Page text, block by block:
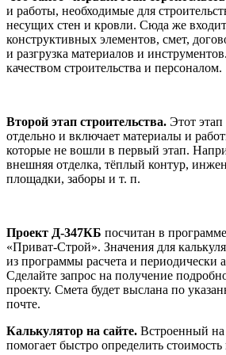
и работы, необходимые для
несущих стен и кровли. Сюда же
конструктивных элементов, смет,
и разгрузка материалов и
качеством строительства и персоналом.
Второй этап строительства. Этот этап
отдельно и включает материалы и
которые не вошли в первый этап.
внешняя отделка, тёплый контур,
площадки, заборы и т. п.
Проект Д-347КБ посчитан в
«Приват-Строй». Значения для
из программы расчета и периодически
Сделайте запрос на получение
проекту. Смета будет выслана по
почте.
Калькулятор на сайте. Встроенный на
помогает быстро определить стоимость